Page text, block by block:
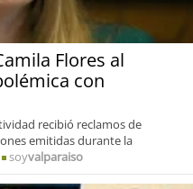
Flores al
con
recibió reclamos de
emitidas durante la
soyvalparaiso